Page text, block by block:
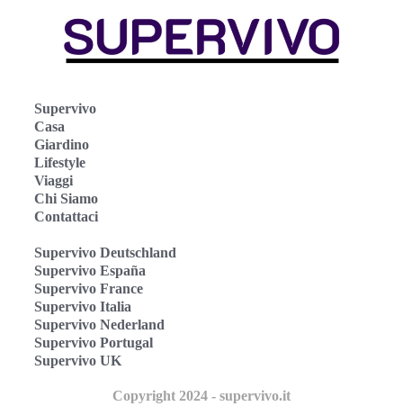
Supervivo
Casa
Giardino
Lifestyle
Viaggi
Chi Siamo
Contattaci
Supervivo Deutschland
Supervivo España
Supervivo France
Supervivo Italia
Supervivo Nederland
Supervivo Portugal
Supervivo UK
Copyright 2024 - supervivo.it